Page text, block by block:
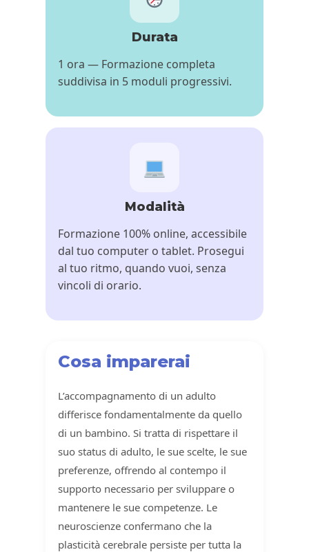
Durata
1 ora — Formazione completa
suddivisa in 5 moduli progressivi.
Modalità
Formazione 100% online, accessibile
dal tuo computer o tablet. Prosegui
al tuo ritmo, quando vuoi, senza
vincoli di orario.
Cosa imparerai
L’accompagnamento di un adulto
differisce fondamentalmente da quello
di un bambino. Si tratta di rispettare il
suo status di adulto, le sue scelte, le sue
preferenze, offrendo al contempo il
supporto necessario per sviluppare o
mantenere le sue competenze. Le
neuroscienze confermano che la
plasticità cerebrale persiste per tutta la